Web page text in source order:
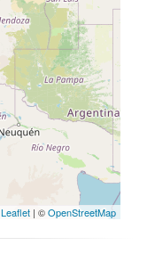
Leaflet | ©OpenStreetMap